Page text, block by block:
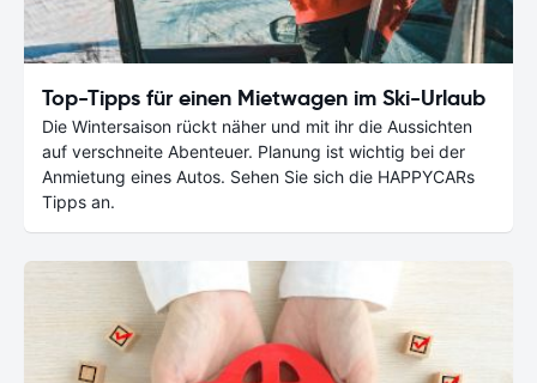
Top-Tipps für einen Mietwagen im Ski-Urlaub
Die Wintersaison rückt näher und mit ihr die Aussichten
auf verschneite Abenteuer. Planung ist wichtig bei der
Anmietung eines Autos. Sehen Sie sich die HAPPYCARs
Tipps an.